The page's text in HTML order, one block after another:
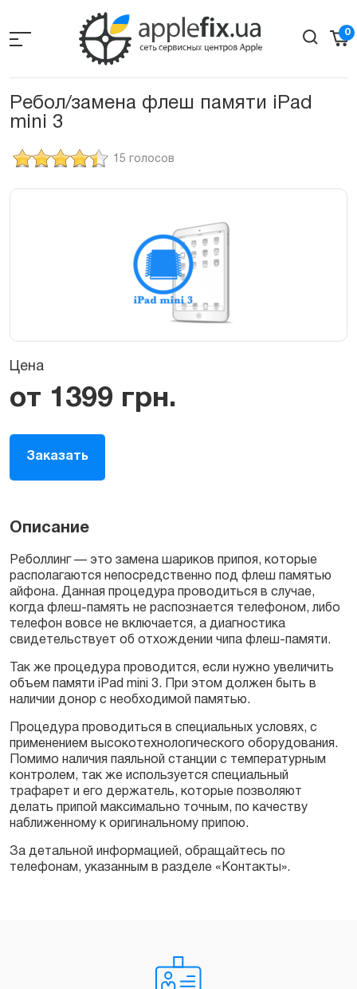
the
0
Ребол/замена флеш памяти iPad
mini 3
15 голосов
Цена
от 1399 грн.
Заказать
Описание
Реболлинг — это замена шариков припоя, которые
располагаются непосредственно под флеш памятью
айфона. Данная процедура проводиться в случае,
когда флеш-память не распознается телефоном, либо
телефон вовсе не включается, а диагностика
свидетельствует об отхождении чипа флеш-памяти.
Так же процедура проводится, если нужно увеличить
объем памяти iPad mini 3. При этом должен быть в
наличии донор с необходимой памятью.
Процедура проводиться в специальных условях, с
применением высокотехнологического оборудования.
Помимо наличия паяльной станции с температурным
контролем, так же используется специальный
трафарет и его держатель, которые позволяют
делать припой максимально точным, по качеству
наближенному к оригинальному припою.
За детальной информацией, обращайтесь по
телефонам, указанным в разделе «Контакты».